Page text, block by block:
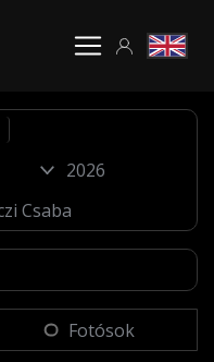
Fotósok